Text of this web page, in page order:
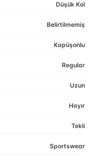
Düşük Kol
Belirtilmemiş
Kapüşonlu
Regular
Uzun
Hayır
Tekli
Sportswear